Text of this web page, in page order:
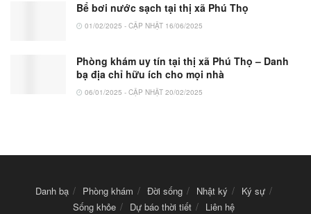
Bể bơi nước sạch tại thị xã Phú Thọ
01/02/2025 - CẬP NHẬT 16/06/2025
Phòng khám uy tín tại thị xã Phú Thọ – Danh
bạ địa chỉ hữu ích cho mọi nhà
06/01/2025 - CẬP NHẬT 20/02/2025
Danh bạ Phòng khám Đời sống Nhật ký
Ký sự
Sống khỏe
Dự báo thời tiết Liên hệ